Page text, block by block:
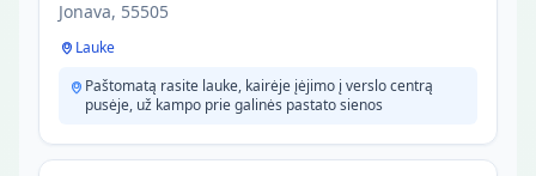
Jonava, 55505
Lauke
Paštomatą rasite lauke, kairėje įėjimo į verslo centrą
pusėje, už kampo prie galinės pastato sienos